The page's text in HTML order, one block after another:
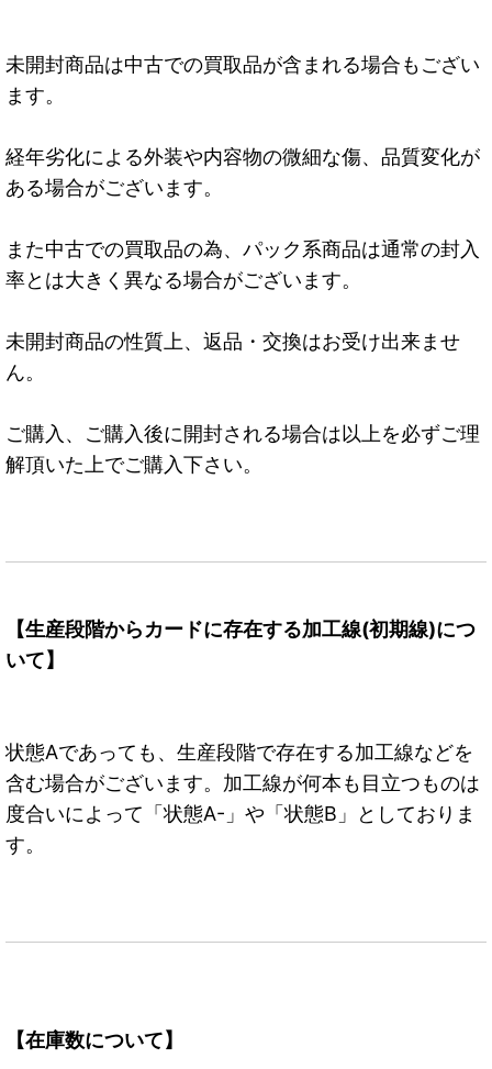
未開封商品は中古での買取品が含まれる場合もござい
ます。
経年劣化による外装や内容物の微細な傷、品質変化が
ある場合がございます。
また中古での買取品の為、パック系商品は通常の封入
率とは大きく異なる場合がございます。
未開封商品の性質上、返品・交換はお受け出来ませ
ん。
ご購入、ご購入後に開封される場合は以上を必ずご理
解頂いた上でご購入下さい。
【生産段階からカードに存在する加工線(初期線)につ
いて】
状態Aであっても、生産段階で存在する加工線などを
含む場合がございます。加工線が何本も目立つものは
度合いによって「状態A-」や「状態B」としておりま
す。
【在庫数について】